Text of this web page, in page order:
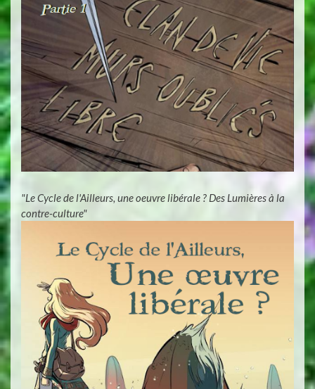
"Le Cycle de l'Ailleurs, une oeuvre libérale ? Des Lumières à la
contre-culture"